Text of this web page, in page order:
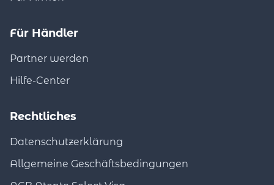
Für Händler
Partner werden
Hilfe-Center
Rechtliches
Datenschutzerklärung
Allgemeine Geschäftsbedingungen